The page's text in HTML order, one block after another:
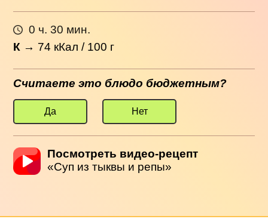
0 ч. 30 мин.
К → 74 кКал / 100 г
Считаете это блюдо бюджетным?
Да Нет
Посмотреть видео-рецепт
«Суп из тыквы и репы»